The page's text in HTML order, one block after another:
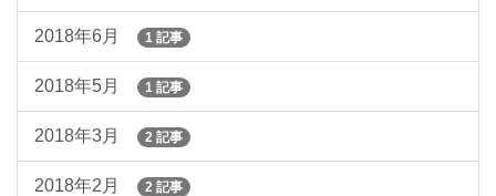
2018年6月 1 記事
2018年5月 1 記事
2018年3月 2 記事
2018年2月 2 記事